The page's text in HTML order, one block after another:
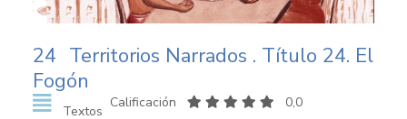
24 Territorios Narrados . Título 24. El
Fogón
Textos
Calificación 0,0